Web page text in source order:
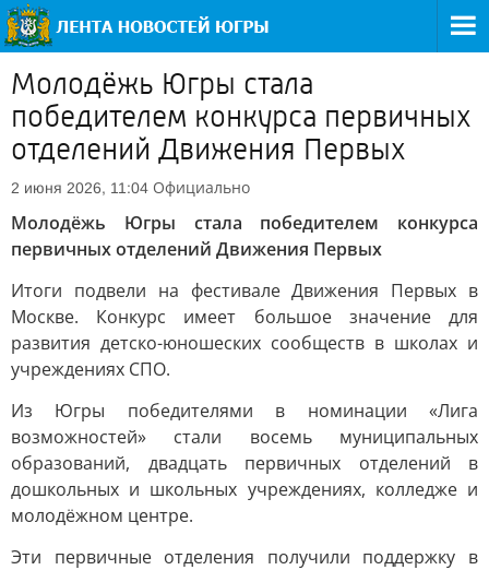
Молодёжь Югры стала
победителем конкурса первичных
отделений Движения Первых
2 июня 2026, 11:04 Официально
Молодёжь Югры стала победителем конкурса
первичных отделений Движения Первых
Итоги подвели на фестивале Движения Первых в
Москве. Конкурс имеет большое значение для
развития детско-юношеских сообществ в школах и
учреждениях СПО.
Из Югры победителями в номинации «Лига
возможностей» стали восемь муниципальных
образований, двадцать первичных отделений в
дошкольных и школьных учреждениях, колледже и
молодёжном центре.
Эти первичные отделения получили поддержку в